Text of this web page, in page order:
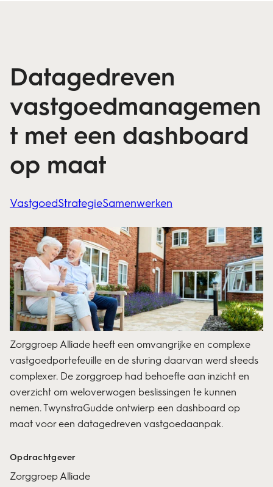
Datagedreven
vastgoedmanagemen
t met een dashboard
op maat
VastgoedStrategieSamenwerken
Zorggroep Alliade heeft een omvangrijke en complexe
vastgoedportefeuille en de sturing daarvan werd steeds
complexer. De zorggroep had behoefte aan inzicht en
overzicht om weloverwogen beslissingen te kunnen
nemen. TwynstraGudde ontwierp een dashboard op
maat voor een datagedreven vastgoedaanpak.
Opdrachtgever
Zorggroep Alliade